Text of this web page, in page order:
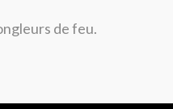
de feu.